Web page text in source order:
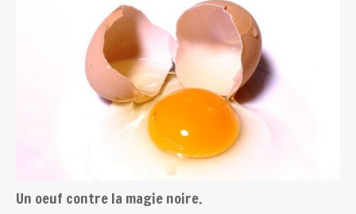
Un oeuf contre la magie noire.